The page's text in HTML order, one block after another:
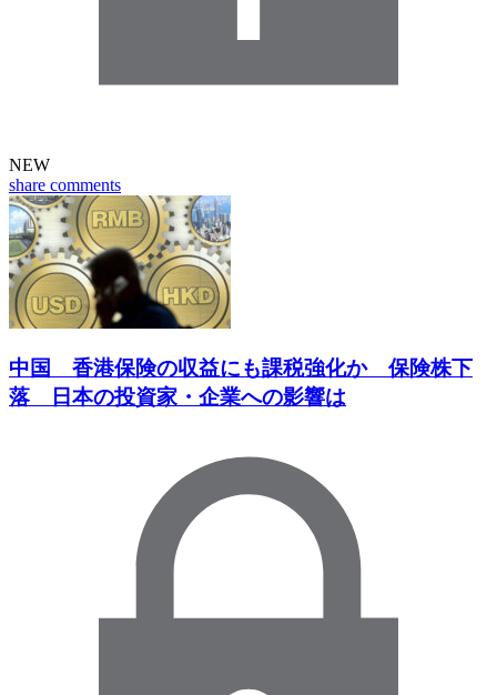
NEW
share comments
中国 香港保険の収益にも課税強化か 保険株下
落 日本の投資家・企業への影響は